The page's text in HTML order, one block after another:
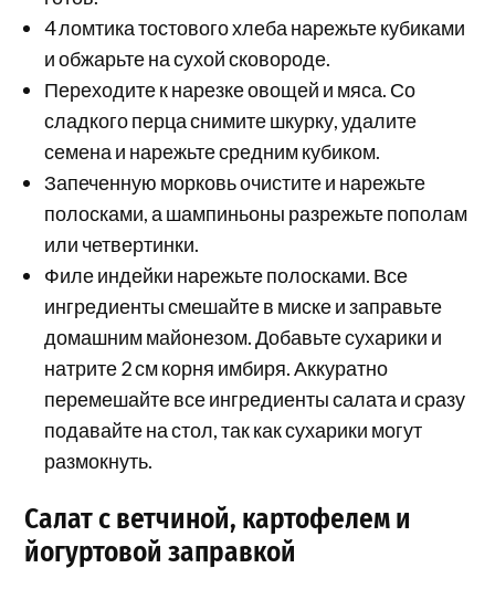
4 ломтика тостового хлеба нарежьте кубиками
и обжарьте на сухой сковороде.
Переходите к нарезке овощей и мяса. Со
сладкого перца снимите шкурку, удалите
семена и нарежьте средним кубиком.
Запеченную морковь очистите и нарежьте
полосками, а шампиньоны разрежьте пополам
или четвертинки.
Филе индейки нарежьте полосками. Все
ингредиенты смешайте в миске и заправьте
домашним майонезом. Добавьте сухарики и
натрите 2 см корня имбиря. Аккуратно
перемешайте все ингредиенты салата и сразу
подавайте на стол, так как сухарики могут
размокнуть.
Салат с ветчиной, картофелем и
йогуртовой заправкой